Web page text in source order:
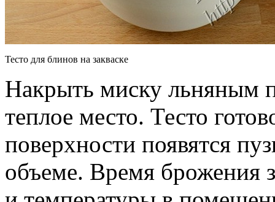
Тесто для блинов на закваске
Накрыть миску льняным
теплое место. Тесто
поверхности появятся
объеме. Время брожения